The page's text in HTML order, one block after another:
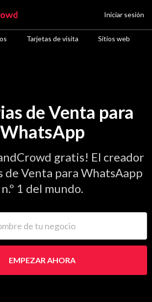
Tarjetas de visita Sitios web
Iniciar sesión
de Venta para
WhatsApp
gratis! El creador
de Venta para WhatsAapp
n.º 1 del mundo.
EMPEZAR AHORA